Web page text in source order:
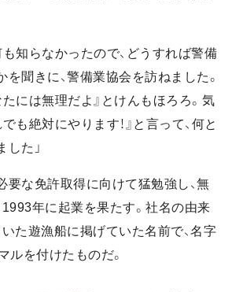
も知らなかったので、どうすれば警備
聞きに、警備業協会を訪ねました。
には無理だよ』とけんもほろろ。気
も絶対にやります！』と言って、何と
た」
要な免許取得に向けて猛勉強し、無
1993年に起業を果たす。社名の由来
た遊漁船に掲げていた名前で、名字
ルを付けたものだ。